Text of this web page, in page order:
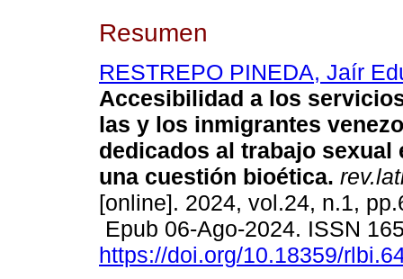
Resumen
RESTREPO PINEDA, Jaír
Accesibilidad a los
las y los inmigrantes
dedicados al trabajo sexual
una cuestión bioética.
[online]. 2024, vol.24, n.1,
Epub 06-Ago-2024. ISSN
https://doi.org/10.18359/